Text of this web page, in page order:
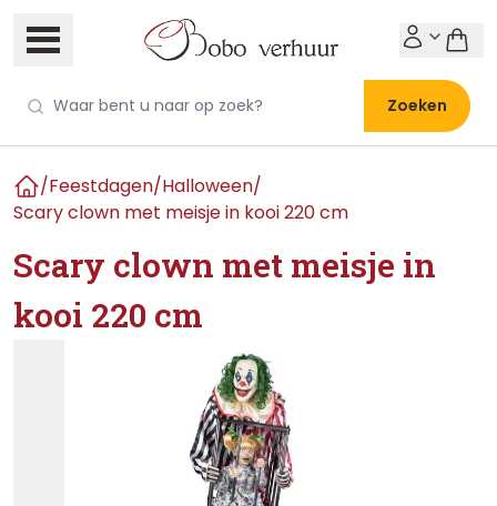
Zoeken
Home
/Feestdagen/Halloween/
Scary clown met meisje in kooi 220 cm
Scary clown met meisje in
kooi 220 cm